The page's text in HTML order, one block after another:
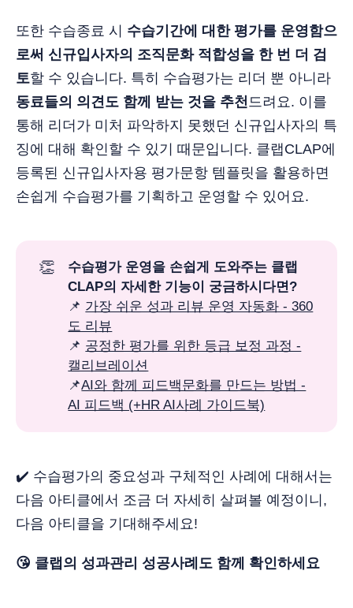
또한 수습종료 시 수습기간에 대한 평가를 운영함으
로써 신규입사자의 조직문화 적합성을 한 번 더 검
토할 수 있습니다. 특히 수습평가는 리더 뿐 아니라
동료들의 의견도 함께 받는 것을 추천 드려요. 이를
통해 리더가 미처 파악하지 못했던 신규입사자의 특
징에 대해 확인할 수 있기 때문입니다. 클랩CLAP에
등록된 신규입사자용 평가문항 템플릿을 활용하면
손쉽게 수습평가를 기획하고 운영할 수 있어요.
👏
수습평가 운영을 손쉽게 도와주는 클랩
CLAP의 자세한 기능이 궁금하시다면?
📌 가장 쉬운 성과 리뷰 운영 자동화 - 360
도 리뷰
📌 공정한 평가를 위한 등급 보정 과정 -
캘리브레이션
📌AI와 함께 피드백문화를 만드는 방법 -
AI 피드백 (+HR AI사례 가이드북)
✔️ 수습평가의 중요성과 구체적인 사례에 대해서는
다음 아티클에서 조금 더 자세히 살펴볼 예정이니,
다음 아티클을 기대해주세요!
😘 클랩의 성과관리 성공사례도 함께 확인하세요